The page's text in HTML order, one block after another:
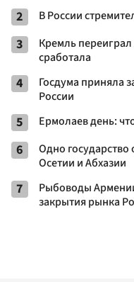
2 В России
3
Кремль
сработала
4
Госдума приняла
России
5 Ермолаев день:
6
Одно
Осетии и Абхазии
7
Рыбоводы
закрытия рынка